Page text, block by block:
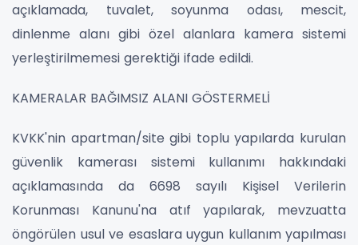
açıklamada, tuvalet, soyunma odası, mescit,
dinlenme alanı gibi özel alanlara kamera sistemi
yerleştirilmemesi gerektiği ifade edildi.
KAMERALAR BAĞIMSIZ ALANI GÖSTERMELİ
KVKK'nin apartman/site gibi toplu yapılarda kurulan
güvenlik kamerası sistemi kullanımı hakkındaki
açıklamasında da 6698 sayılı Kişisel Verilerin
Korunması Kanunu'na atıf yapılarak, mevzuatta
öngörülen usul ve esaslara uygun kullanım yapılması